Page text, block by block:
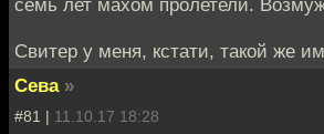
семь лет махом пролетели.
Свитер у меня, кстати, такой же
Сева »
#81 | 11.10.17 18:28